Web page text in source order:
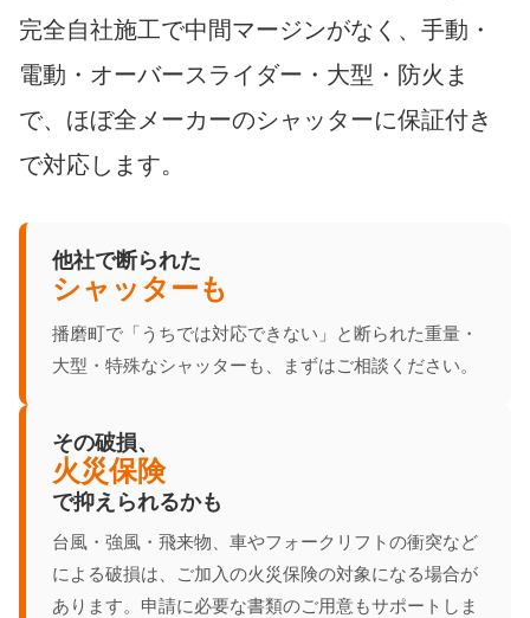
完全自社施工で中間マージンがなく、手動・
電動・オーバースライダー・大型・防火ま
で、ほぼ全メーカーのシャッターに保証付き
で対応します。
他社で断られた
シャッターも
播磨町で「うちでは対応できない」と断られた重量・
大型・特殊なシャッターも、まずはご相談ください。
その破損、
火災保険
で抑えられるかも
台風・強風・飛来物、車やフォークリフトの衝突など
による破損は、ご加入の火災保険の対象になる場合が
あります。申請に必要な書類のご用意もサポートしま